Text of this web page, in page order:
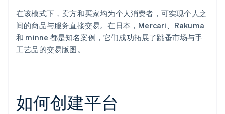
在该模式下，卖方和买家均为个人消费者，可实现个人之
间的商品与服务直接交易。在日本，Mercari、Rakuma
和 minne 都是知名案例，它们成功拓展了跳蚤市场与手
工艺品的交易版图。
如何创建平台